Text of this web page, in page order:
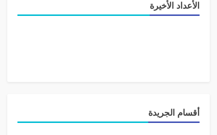
الأعداد الأخيرة
أقسام الجريدة